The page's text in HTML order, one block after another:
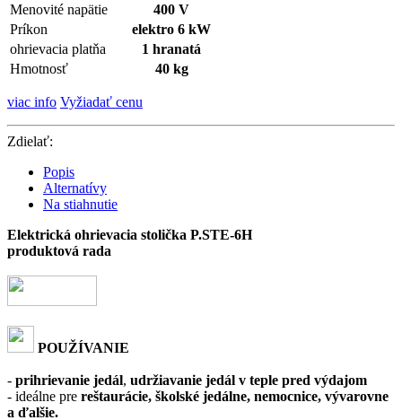
Menovité napätie
400 V
Príkon
elektro 6 kW
ohrievacia platňa
1 hranatá
Hmotnosť
40 kg
viac info Vyžiadať cenu
Zdielať:
Popis
Alternatívy
Na stiahnutie
Elektrická ohrievacia stolička P.STE-6H
produktová rada
POUŽÍVANIE
- prihrievanie jedál, udržiavanie jedál v teple pred výdajom
- ideálne pre reštaurácie, školské jedálne, nemocnice, vývarovne
a ďalšie.